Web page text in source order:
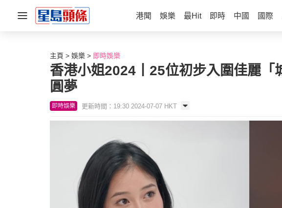
港聞 娛樂 最Hit 即時 中國 國際
主頁 娛樂 即時娛樂
香港小姐2024丨25位初步入圍佳麗
圓夢
即時娛樂 更新時間：19:30 2024-07-07 HKT